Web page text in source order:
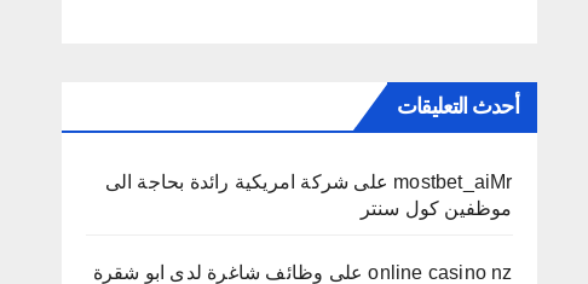
أحدث التعليقات
mostbet_aiMr على شركة امريكية رائدة بحاجة الى
موظفين كول سنتر
online casino nzعلى وظائف شاغرة لدى ابو شقرة